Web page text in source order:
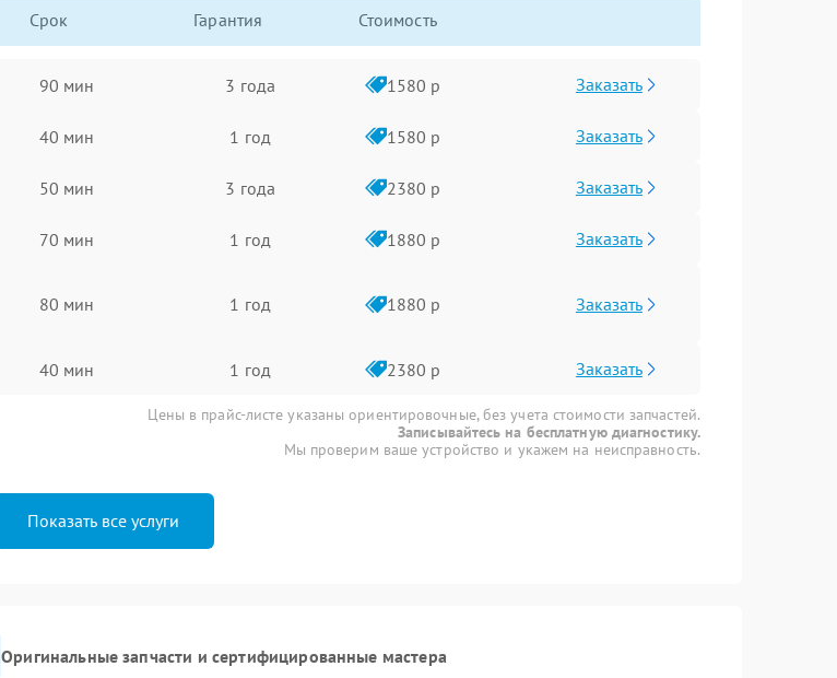
Срок Гарантия Стоимость
90 мин 3 года 1580 р Заказать
40 мин 1 год 1580 р Заказать
50 мин 3 года 2380 р Заказать
70 мин 1 год 1880 р Заказать
80 мин 1 год 1880 р Заказать
40 мин 1 год 2380 р Заказать
Цены в прайс-листе указаны ориентировочные, без учета стоимости запчастей.
Записывайтесь на бесплатную диагностику.
Мы проверим ваше устройство и укажем на неисправность.
Показать все услуги
Оригинальные запчасти и сертифицированные мастера